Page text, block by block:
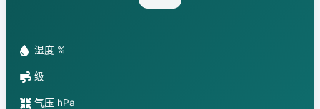
湿度 %
级
气压 hPa